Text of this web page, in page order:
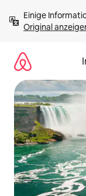
Inhalten
springenOriginal